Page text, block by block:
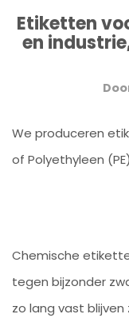
Etiketten
en
We produceren
of Polyethyleen
Chemische
tegen bijzonder
zo lang vast